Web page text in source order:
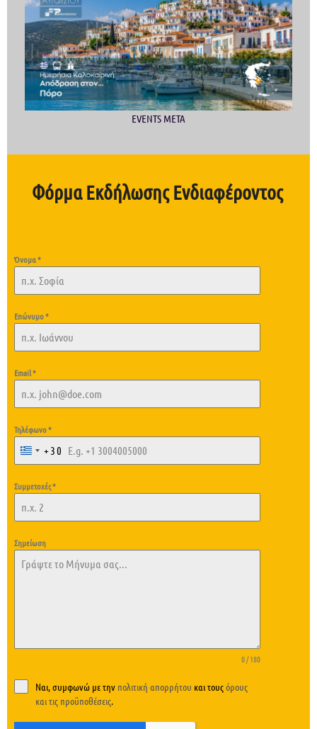
EVENTS META
Φόρμα Εκδήλωσης Ενδιαφέροντος
Όνομα*
Επώνυμο*
Email*
Τηλέφωνο*
G
E
+
3
+30
Συμμετοχές*
Σημείωση
0 / 180
Ναι, συμφωνώ με την πολιτική απορρήτου και τουςόρους
και τις προϋποθέσεις.